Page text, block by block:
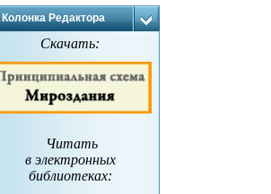
Колонка Редактора
Скачать:
Читать
в электронных
библиотеках: